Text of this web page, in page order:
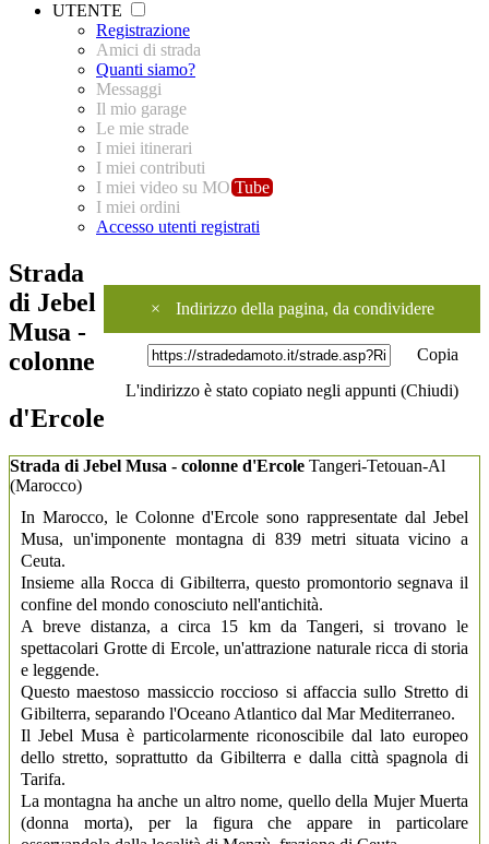
UTENTE
Registrazione
Amici di strada
Quanti siamo?
Messaggi
Il mio garage
Le mie strade
I miei itinerari
I miei contributi
I miei video su MO Tube
I miei ordini
Accesso utenti registrati
× Indirizzo della pagina, da condividere
Copia
L'indirizzo è stato copiato negli appunti (Chiudi)
Strada
di Jebel
Musa -
colonne
d'Ercole
Strada di Jebel Musa - colonne d'Ercole Tangeri-Tetouan-Al
(Marocco)
In Marocco, le Colonne d'Ercole sono rappresentate dal Jebel
Musa, un'imponente montagna di 839 metri situata vicino a
Ceuta.
Insieme alla Rocca di Gibilterra, questo promontorio segnava il
confine del mondo conosciuto nell'antichità.
A breve distanza, a circa 15 km da Tangeri, si trovano le
spettacolari Grotte di Ercole, un'attrazione naturale ricca di storia
e leggende.
Questo maestoso massiccio roccioso si affaccia sullo Stretto di
Gibilterra, separando l'Oceano Atlantico dal Mar Mediterraneo.
Il Jebel Musa è particolarmente riconoscibile dal lato europeo
dello stretto, soprattutto da Gibilterra e dalla città spagnola di
Tarifa.
La montagna ha anche un altro nome, quello della Mujer Muerta
(donna morta), per la figura che appare in particolare